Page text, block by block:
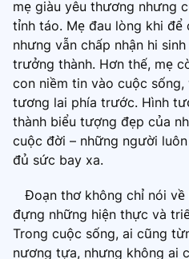
mẹ giàu yêu thương nhưng
tỉnh táo. Mẹ đau lòng khi
nhưng vẫn chấp nhận hi
trưởng thành. Hơn thế, mẹ
con niềm tin vào cuộc
tương lai phía trước. Hình
thành biểu tượng đẹp của
cuộc đời – những người
đủ sức bay xa.
Đoạn thơ không chỉ nói về
đựng những hiện thực và
Trong cuộc sống, ai cũng
nương tựa, nhưng không ai